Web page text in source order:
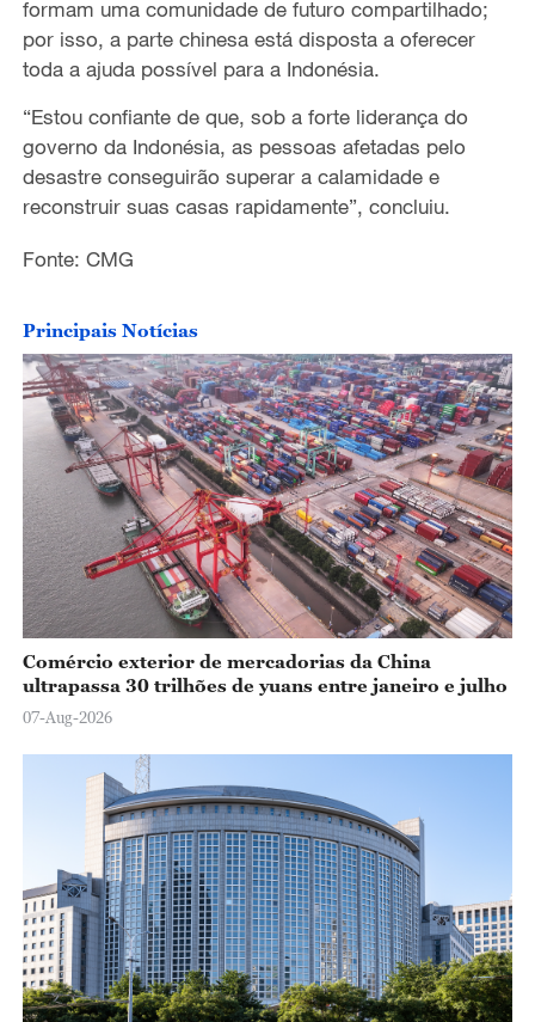
formam uma comunidade de futuro compartilhado;
por isso, a parte chinesa está disposta a oferecer
toda a ajuda possível para a Indonésia.
“Estou confiante de que, sob a forte liderança do
governo da Indonésia, as pessoas afetadas pelo
desastre conseguirão superar a calamidade e
reconstruir suas casas rapidamente”, concluiu.
Fonte: CMG
Principais Notícias
Comércio exterior de mercadorias da China
ultrapassa 30 trilhões de yuans entre janeiro e julho
07-Aug-2026